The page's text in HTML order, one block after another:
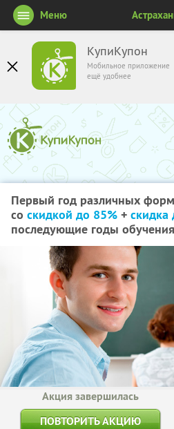
КупиКупон
Мобильное приложение
ещё удобнее
Меню
Первый год различных
со скидкой до 85% + скидка
последующие годы
Акция завершилась
ПОВТОРИТЬ АКЦИЮ